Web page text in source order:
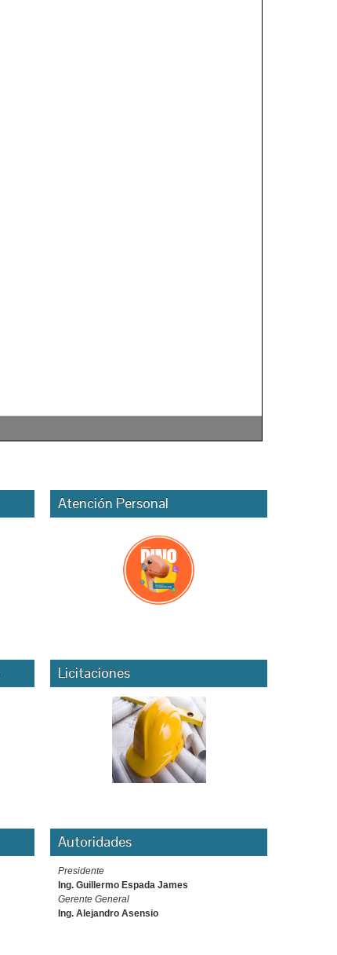
Atención Personal
Licitaciones
Autoridades
Presidente
Ing. Guillermo Espada James
Gerente General
Ing. Alejandro Asensio